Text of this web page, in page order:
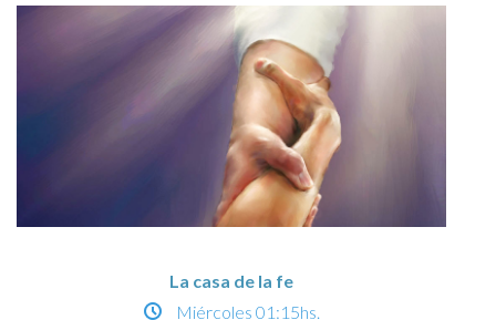
La casa de la fe
Miércoles 01:15hs.